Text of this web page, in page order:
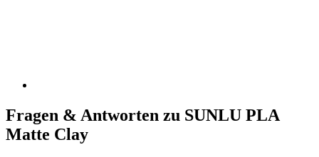
Fragen & Antworten zu SUNLU PLA
Matte Clay